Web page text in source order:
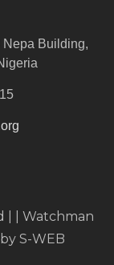
Nepa Building,
| | Watchman
S-WEB